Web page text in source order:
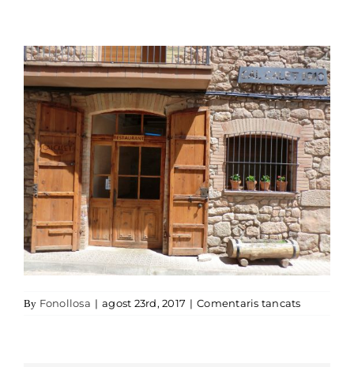
By Fonollosa | agost 23rd, 2017 | Comentaris tancatsa